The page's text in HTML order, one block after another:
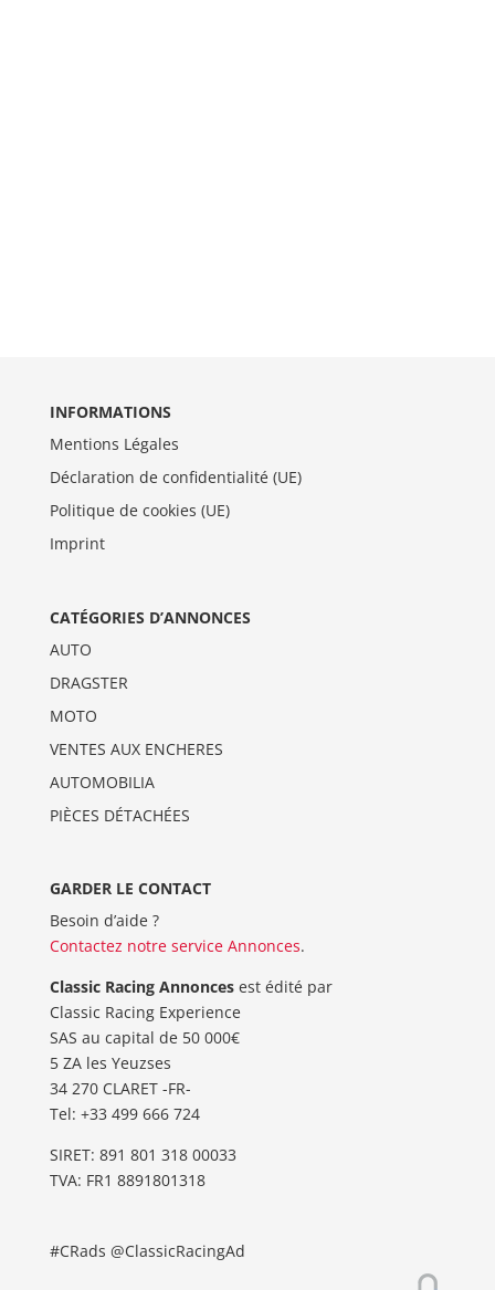
INFORMATIONS
Mentions Légales
Déclaration de confidentialité (UE)
Politique de cookies (UE)
Imprint
CATÉGORIES D’ANNONCES
AUTO
DRAGSTER
MOTO
VENTES AUX ENCHERES
AUTOMOBILIA
PIÈCES DÉTACHÉES
GARDER LE CONTACT
Besoin d’aide ?
Contactez notre service Annonces.
Classic Racing Annoncesest édité par
Classic Racing Experience
SAS au capital de 50 000€
5 ZA les Yeuzses
34 270 CLARET -FR-
Tel: ‭+33 499 666 724‬
SIRET: 891 801 318 00033
TVA: FR1 8891801318
#CRads @ClassicRacingAd